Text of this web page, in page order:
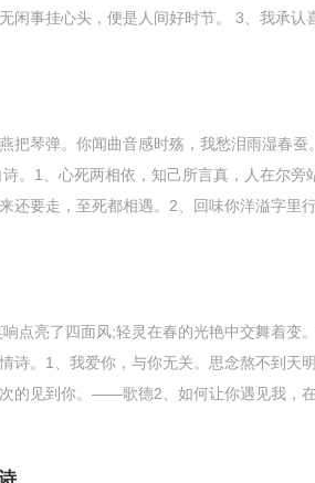
闲事挂心头，便是人间好时节。 3、我承认
把琴弹。你闻曲音感时殇，我愁泪雨湿春蚕
。1、心死两相依，知己所言真，人在尔旁
还要走，至死都相遇。2、回味你洋溢字里
，
点亮了四面风;轻灵在春的光艳中交舞着变
诗。1、我爱你，与你无关。思念熬不到天
的见到你。——歌德2、如何让你遇见我，